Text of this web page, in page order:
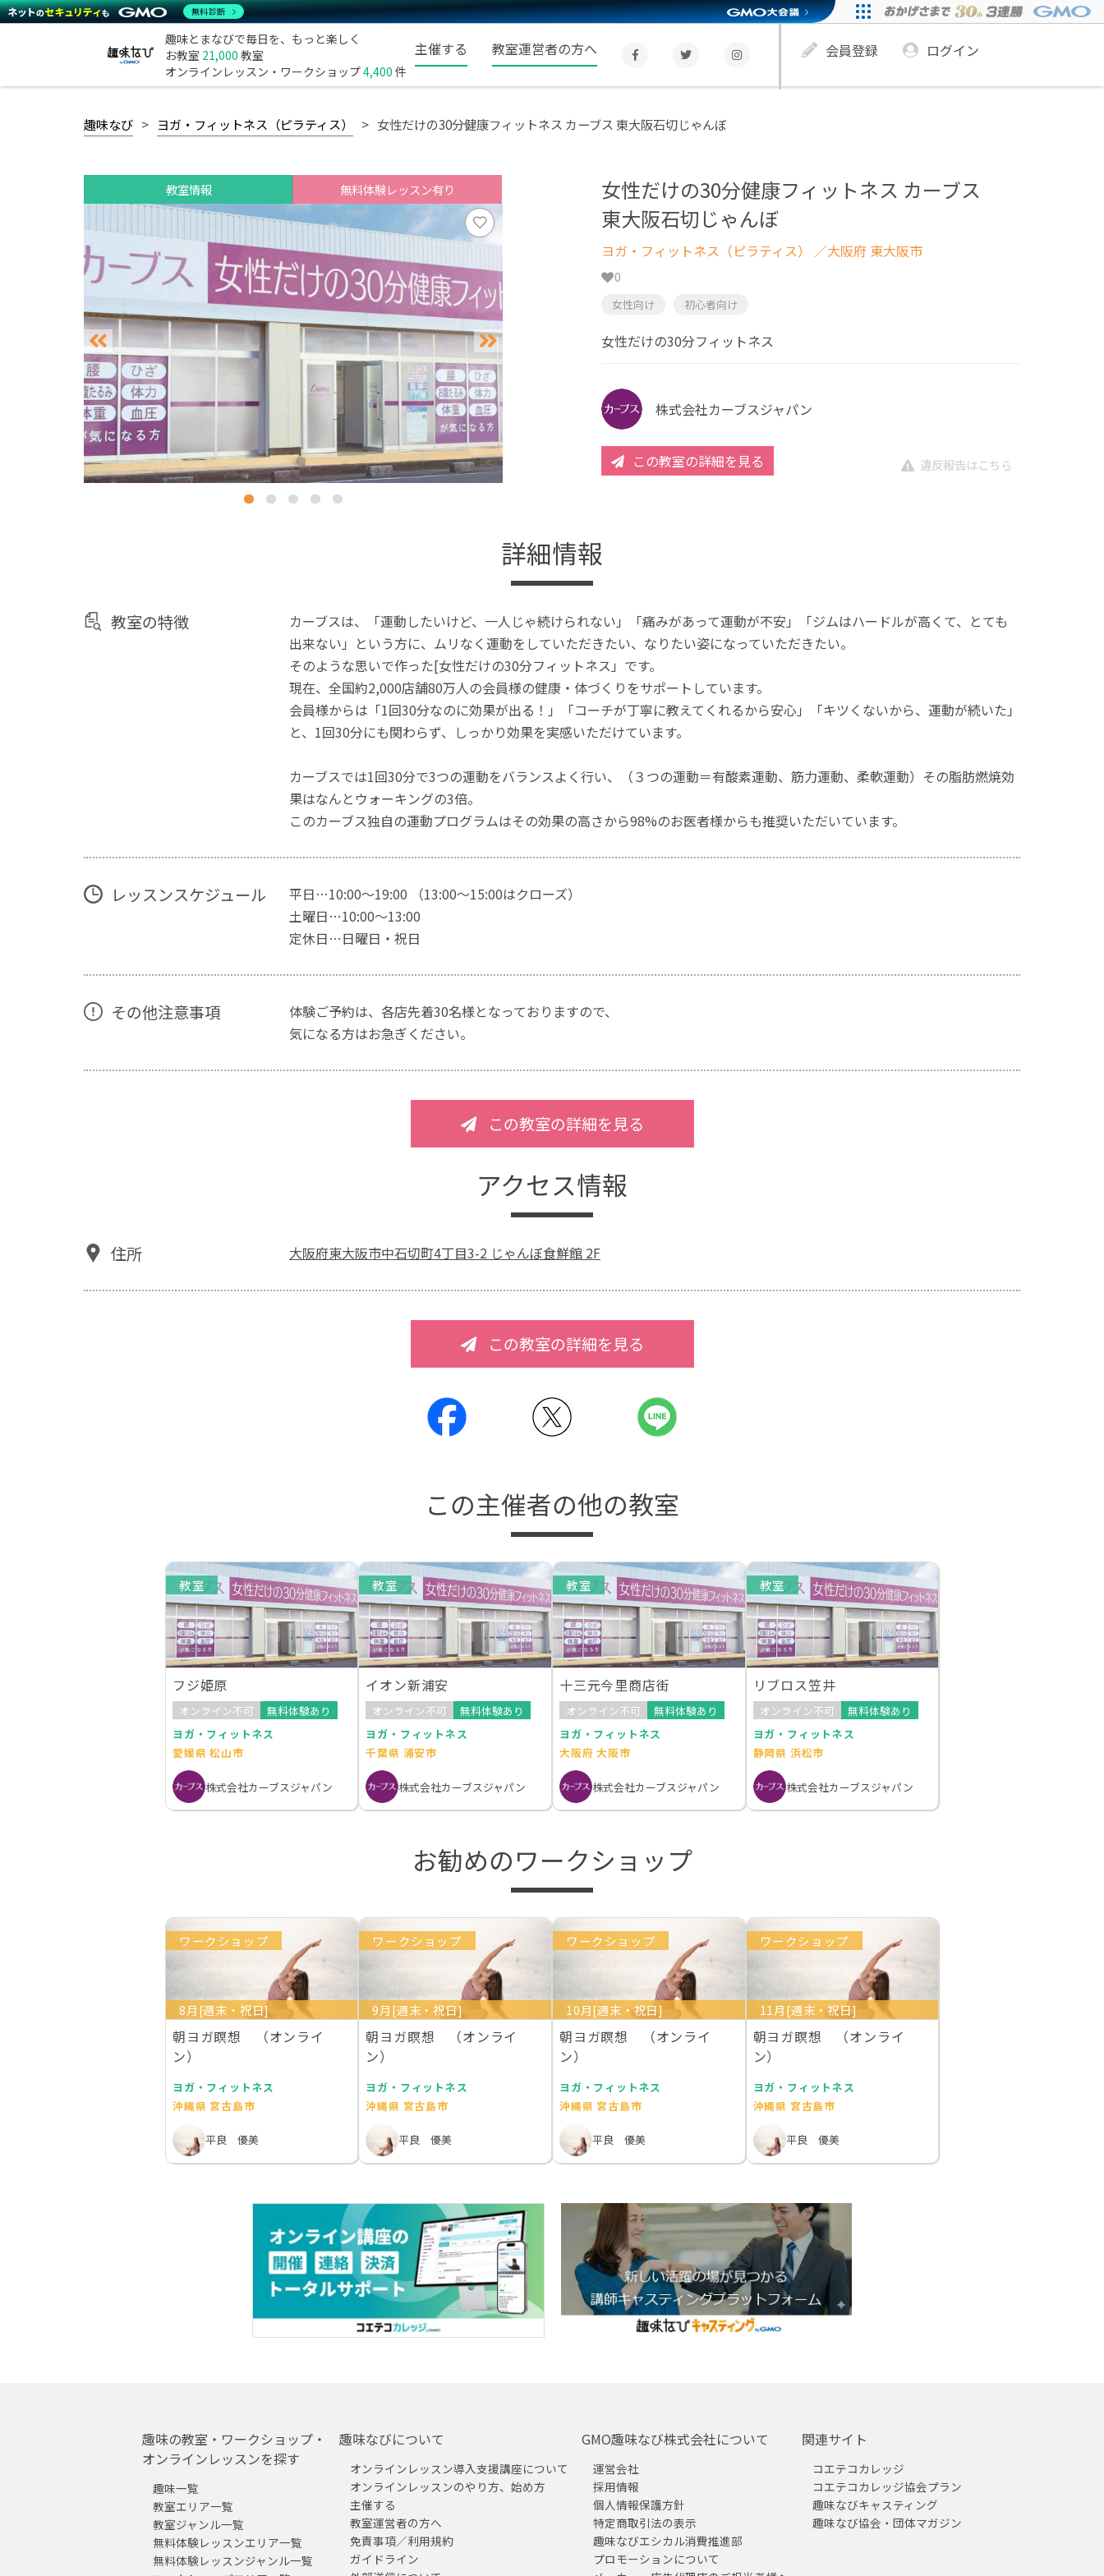
趣味とまなびで毎日を、もっと楽しく
お教室 21,000 教室
オンラインレッスン・ワークショップ4,400 件
主催する 教室運営者の方へ 会員登録 ログイン
趣味なび ヨガ・フィットネス（ピラティス） 女性だけの30分健康フィットネス カーブス 東大阪石切じゃんぼ
教室情報 無料体験レッスン有り
女性だけの30分健康フィットネス カーブス
東大阪石切じゃんぼ
ヨガ・フィットネス（ピラティス） ／大阪府 東大阪市
0
女性向け 初心者向け
女性だけの30分フィットネス
株式会社カーブスジャパン
この教室の詳細を見る 違反報告はこちら
詳細情報
教室の特徴
カーブスは、「運動したいけど、一人じゃ続けられない」「痛みがあって運動が不安」「ジムはハードルが高くて、とても
出来ない」という方に、ムリなく運動をしていただきたい、なりたい姿になっていただきたい。
そのような思いで作った[女性だけの30分フィットネス」です。
現在、全国約2,000店舗80万人の会員様の健康・体づくりをサポートしています。
会員様からは「1回30分なのに効果が出る！」「コーチが丁寧に教えてくれるから安心」「キツくないから、運動が続いた」
と、1回30分にも関わらず、しっかり効果を実感いただけています。
カーブスでは1回30分で3つの運動をバランスよく行い、（３つの運動＝有酸素運動、筋力運動、柔軟運動）その脂肪燃焼効
果はなんとウォーキングの3倍。
このカーブス独自の運動プログラムはその効果の高さから98%のお医者様からも推奨いただいています。
レッスンスケジュール
平日…10:00～19:00 （13:00～15:00はクローズ）
土曜日…10:00～13:00
定休日…日曜日・祝日
その他注意事項
体験ご予約は、各店先着30名様となっておりますので、
気になる方はお急ぎください。
この教室の詳細を見る
アクセス情報
住所 大阪府東大阪市中石切町4丁目3-2 じゃんぼ食鮮館 2F
この教室の詳細を見る
この主催者の他の教室
教室
フジ姫原
オンライン不可
無料体験あり
ヨガ・フィットネス
愛媛県 松山市
株式会社カーブスジャパン
教室
イオン新浦安
オンライン不可
無料体験あり
ヨガ・フィットネス
千葉県 浦安市
株式会社カーブスジャパン
教室
十三元今里商店街
オンライン不可
無料体験あり
ヨガ・フィットネス
大阪府 大阪市
株式会社カーブスジャパン
教室
リブロス笠井
オンライン不可
無料体験あり
ヨガ・フィットネス
静岡県 浜松市
株式会社カーブスジャパン
お勧めのワークショップ
ワークショップ
8月[週末・祝日]
朝ヨガ瞑想 （オンライ
ン）
ヨガ・フィットネス
沖縄県 宮古島市
平良 優美
ワークショップ
9月[週末・祝日]
朝ヨガ瞑想 （オンライ
ン）
ヨガ・フィットネス
沖縄県 宮古島市
平良 優美
ワークショップ
10月[週末・祝日]
朝ヨガ瞑想 （オンライ
ン）
ヨガ・フィットネス
沖縄県 宮古島市
平良 優美
ワークショップ
11月[週末・祝日]
朝ヨガ瞑想 （オンライ
ン）
ヨガ・フィットネス
沖縄県 宮古島市
平良 優美
趣味の教室・ワークショップ・
オンラインレッスンを探す
趣味一覧
教室エリア一覧
教室ジャンル一覧
無料体験レッスンエリア一覧
無料体験レッスンジャンル一覧
趣味なびについて
オンラインレッスン導入支援講座について
オンラインレッスンのやり方、始め方
主催する
教室運営者の方へ
免責事項／利用規約
ガイドライン
GMO趣味なび株式会社について
運営会社
採用情報
個人情報保護方針
特定商取引法の表示
趣味なびエシカル消費推進部
プロモーションについて
関連サイト
コエテコカレッジ
コエテコカレッジ協会プラン
趣味なびキャスティング
趣味なび協会・団体マガジン
無料診断